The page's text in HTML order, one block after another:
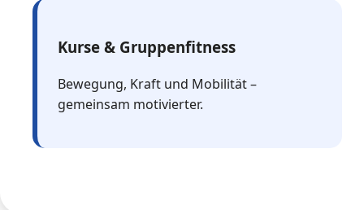
Kurse & Gruppenfitness
Bewegung, Kraft und Mobilität –
gemeinsam motivierter.